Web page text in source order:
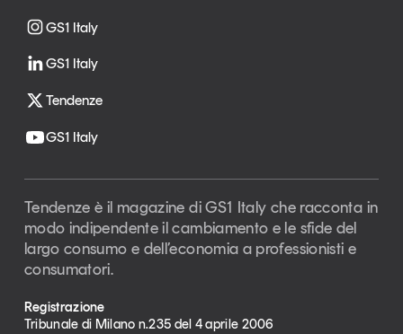
GS1 Italy
GS1 Italy
Tendenze
GS1 Italy
Tendenze è il magazine di GS1 Italy che racconta in
modo indipendente il cambiamento e le sfide del
largo consumo e dell’economia a professionisti e
consumatori.
Registrazione
Tribunale di Milano n.235 del 4 aprile 2006